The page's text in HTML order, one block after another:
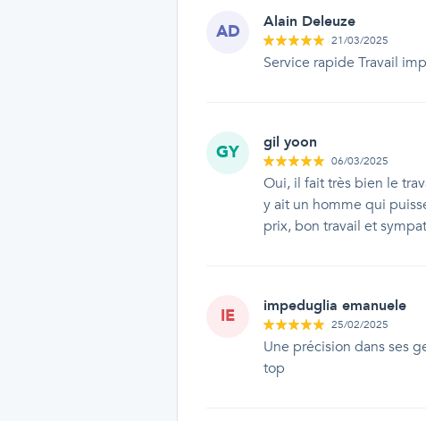
AD Alain Deleuze
21/03/2025
Service rapide Travail
GY gil yoon
06/03/2025
Oui, il fait très bien le
y ait un homme qui
prix, bon travail et
IE impeduglia emanuele
25/02/2025
Une précision dans ses
top